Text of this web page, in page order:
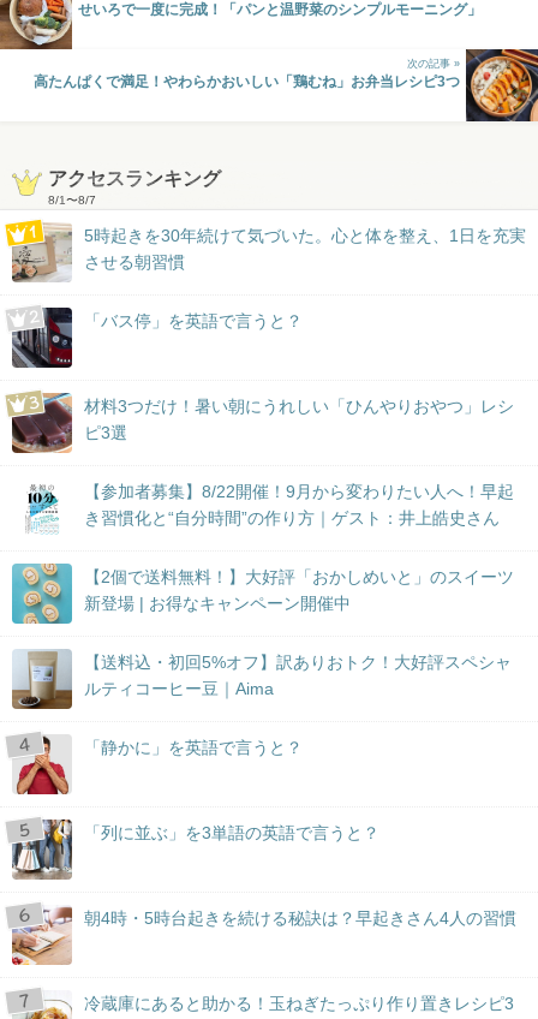
せいろで一度に完成！「パンと温野菜のシンプルモーニング」
次の記事 »
高たんぱくで満足！やわらかおいしい「鶏むね」お弁当レシピ3つ
アクセスランキング
8/1〜8/7
5時起きを30年続けて気づいた。心と体を整え、1日を充実
させる朝習慣
「バス停」を英語で言うと？
材料3つだけ！暑い朝にうれしい「ひんやりおやつ」レシ
ピ3選
【参加者募集】8/22開催！9月から変わりたい人へ！早起
き習慣化と“自分時間”の作り方｜ゲスト：井上皓史さん
【2個で送料無料！】大好評「おかしめいと」のスイーツ
新登場 | お得なキャンペーン開催中
【送料込・初回5%オフ】訳ありおトク！大好評スペシャ
ルティコーヒー豆｜Aima
「静かに」を英語で言うと？
「列に並ぶ」を3単語の英語で言うと？
朝4時・5時台起きを続ける秘訣は？早起きさん4人の習慣
冷蔵庫にあると助かる！玉ねぎたっぷり作り置きレシピ3